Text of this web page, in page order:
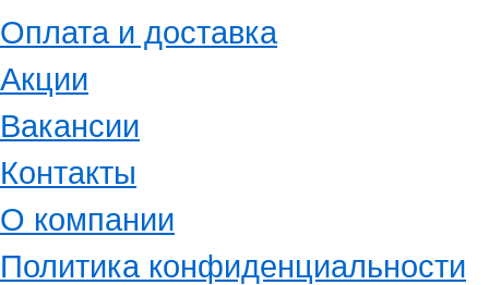
Оплата и доставка
Акции
Вакансии
Контакты
О компании
Политика конфиденциальности